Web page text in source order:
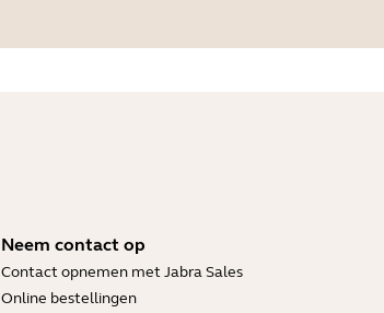
Neem contact op
Contact opnemen met Jabra Sales
Online bestellingen